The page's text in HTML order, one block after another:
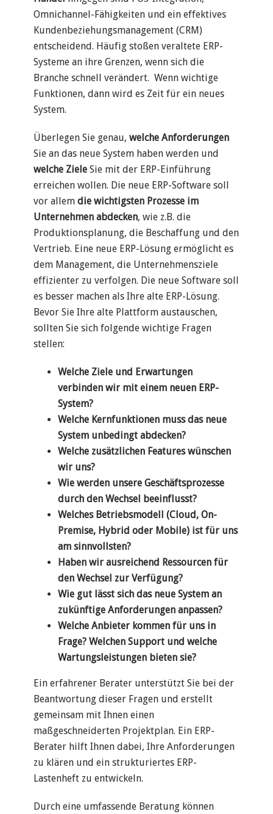
Omnichannel-Fähigkeiten und ein effektives
Kundenbeziehungsmanagement (CRM)
entscheidend. Häufig stoßen veraltete ERP-
Systeme an ihre Grenzen, wenn sich die
Branche schnell verändert. Wenn wichtige
Funktionen, dann wird es Zeit für ein neues
System.
Überlegen Sie genau, welche Anforderungen
Sie an das neue System haben werden und
welche Ziele Sie mit der ERP-Einführung
erreichen wollen. Die neue ERP-Software soll
vor allem die wichtigsten Prozesse im
Unternehmen abdecken, wie z.B. die
Produktionsplanung, die Beschaffung und den
Vertrieb. Eine neue ERP-Lösung ermöglicht es
dem Management, die Unternehmensziele
effizienter zu verfolgen. Die neue Software soll
es besser machen als Ihre alte ERP-Lösung.
Bevor Sie Ihre alte Plattform austauschen,
sollten Sie sich folgende wichtige Fragen
stellen:
Welche Ziele und Erwartungen
verbinden wir mit einem neuen ERP-
System?
Welche Kernfunktionen muss das neue
System unbedingt abdecken?
Welche zusätzlichen Features wünschen
wir uns?
Wie werden unsere Geschäftsprozesse
durch den Wechsel beeinflusst?
Welches Betriebsmodell (Cloud, On-
Premise, Hybrid oder Mobile) ist für uns
am sinnvollsten?
Haben wir ausreichend Ressourcen für
den Wechsel zur Verfügung?
Wie gut lässt sich das neue System an
zukünftige Anforderungen anpassen?
Welche Anbieter kommen für uns in
Frage? Welchen Support und welche
Wartungsleistungen bieten sie?
Ein erfahrener Berater unterstützt Sie bei der
Beantwortung dieser Fragen und erstellt
gemeinsam mit Ihnen einen
maßgeschneiderten Projektplan. Ein ERP-
Berater hilft Ihnen dabei, Ihre Anforderungen
zu klären und ein strukturiertes ERP-
Lastenheft zu entwickeln.
Durch eine umfassende Beratung können